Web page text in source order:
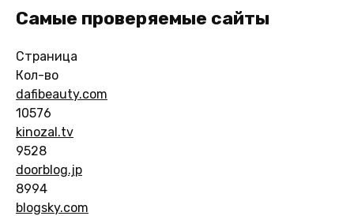
Самые проверяемые сайты
Страница
Кол-во
dafibeauty.com
10576
kinozal.tv
9528
doorblog.jp
8994
blogsky.com